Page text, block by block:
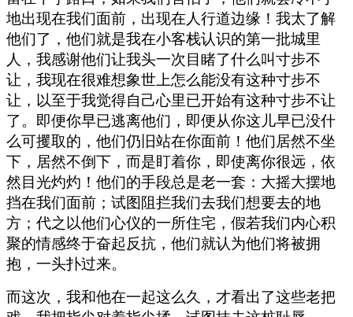
地出现在我们面前，出现在人行道边缘！我太了解
他们了，他们就是我在小客栈认识的第一批城里
人，我感谢他们让我头一次目睹了什么叫寸步不
让，我现在很难想象世上怎么能没有这种寸步不
让，以至于我觉得自己心里已开始有这种寸步不让
了。即便你早已逃离他们，即便从你这儿早已没什
么可攫取的，他们仍旧站在你面前！他们居然不坐
下，居然不倒下，而是盯着你，即使离你很远，依
然目光灼灼！他们的手段总是老一套：大摇大摆地
挡在我们面前；试图阻拦我们去我们想要去的地
方；代之以他们心仪的一所住宅，假若我们内心积
聚的情感终于奋起反抗，他们就认为他们将被拥
抱，一头扑过来。
而这次，我和他在一起这么久，才看出了这些老把